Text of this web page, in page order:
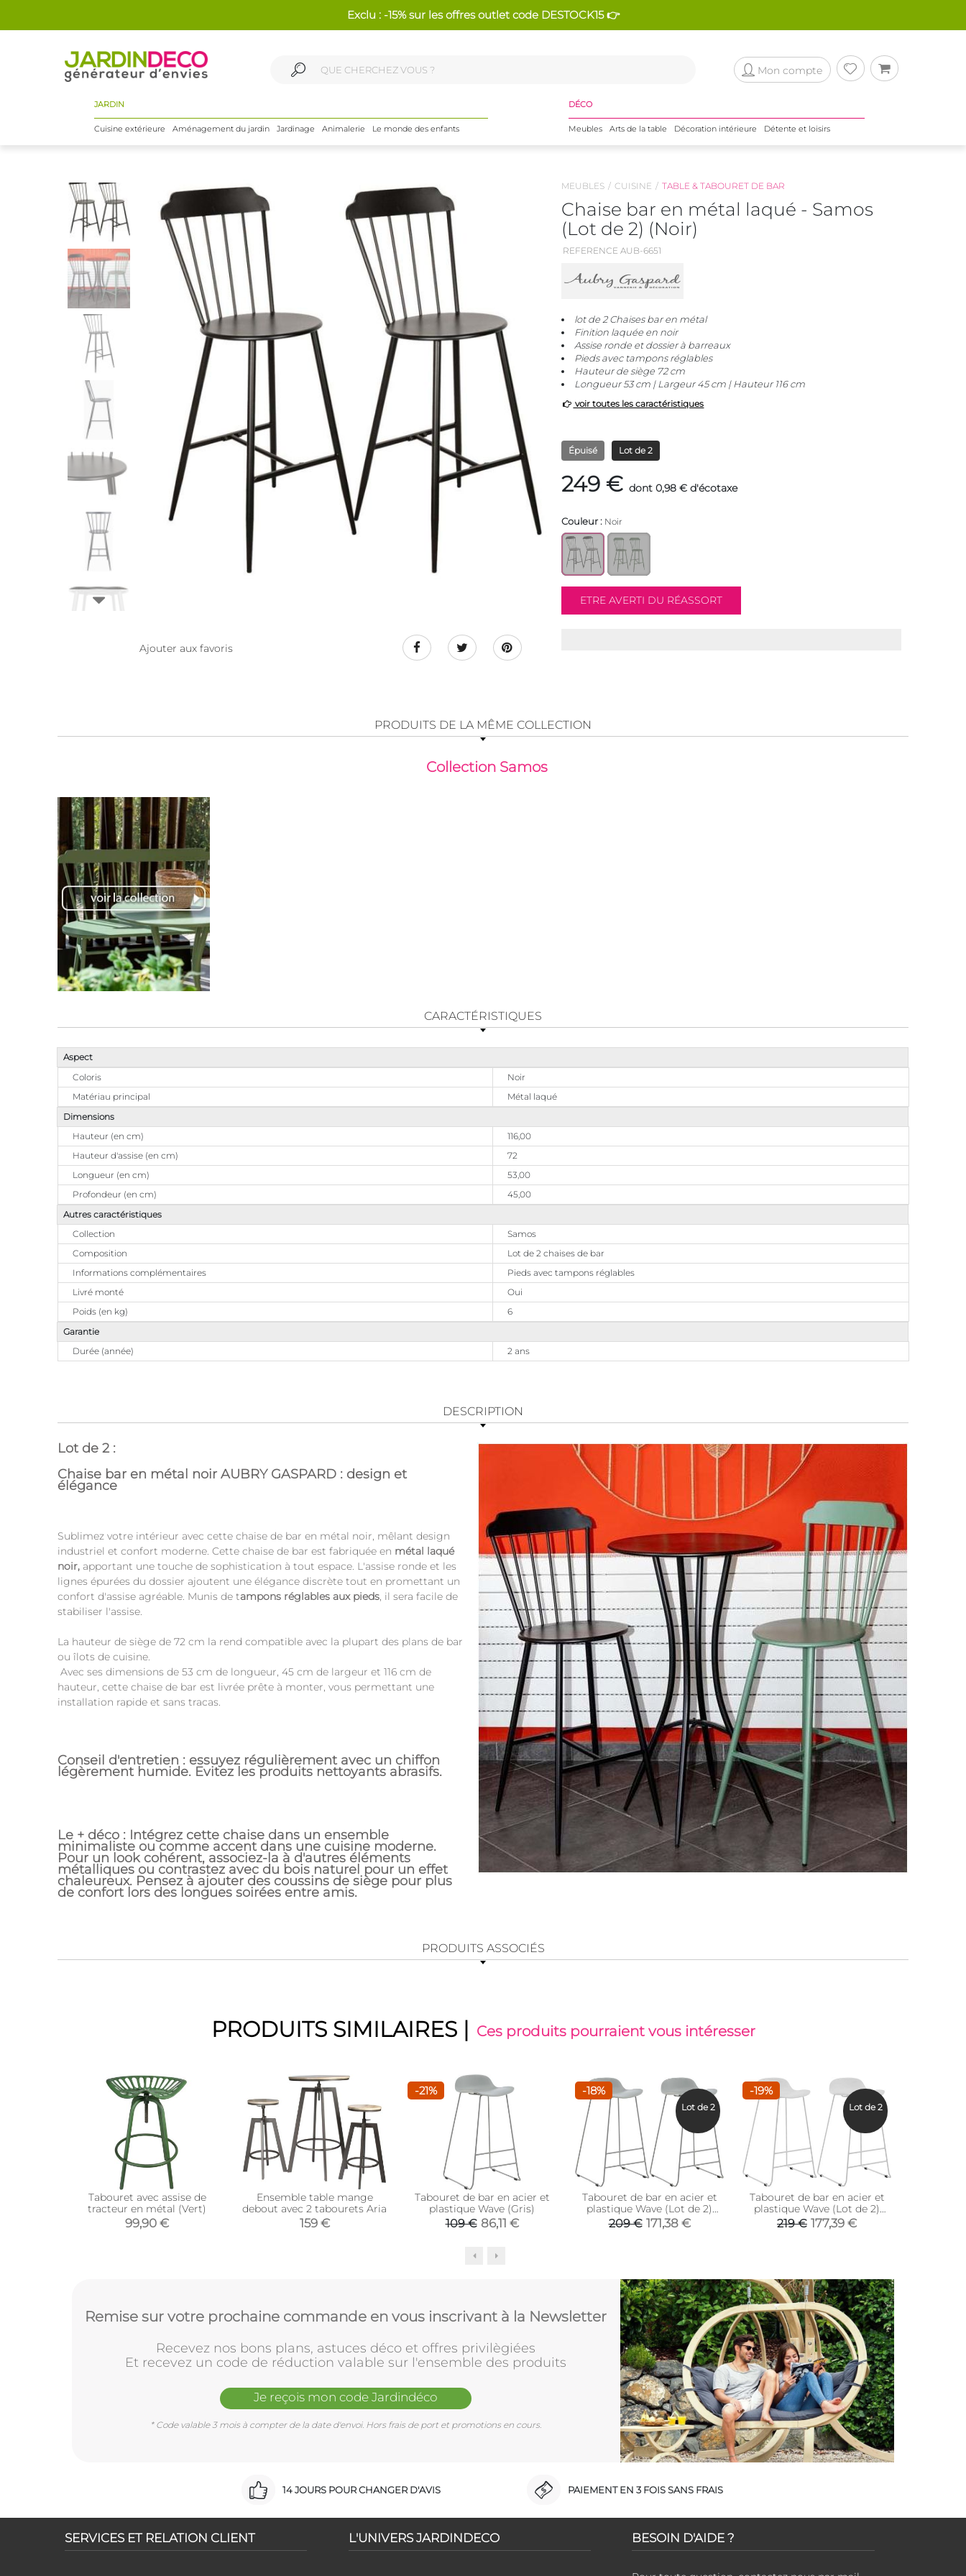
Exclu : -15% sur les offres outlet code DESTOCK15 👉
Mon compte
JARDIN
Cuisine extérieure Aménagement du jardin Jardinage Animalerie Le monde des enfants
DÉCO
Meubles Arts de la table Décoration intérieure Détente et loisirs
Ajouter aux favoris
MEUBLES CUISINE TABLE & TABOURET DE BAR
Chaise bar en métal laqué - Samos
(Lot de 2) (Noir)
REFERENCE AUB-6651
lot de 2 Chaises bar en métal
Finition laquée en noir
Assise ronde et dossier à barreaux
Pieds avec tampons réglables
Hauteur de siège 72 cm
Longueur 53 cm | Largeur 45 cm | Hauteur 116 cm
voir toutes les caractéristiques
Épuisé Lot de 2
249 € dont 0,98 € d'écotaxe
Couleur : Noir
PRODUITS DE LA MÊME COLLECTION
Collection Samos
CARACTÉRISTIQUES
Aspect
Coloris
Noir
Matériau principal
Métal laqué
Dimensions
Hauteur (en cm)
116,00
Hauteur d'assise (en cm)
72
Longueur (en cm)
53,00
Profondeur (en cm)
45,00
Autres caractéristiques
Collection
Samos
Composition
Lot de 2 chaises de bar
Informations complémentaires
Pieds avec tampons réglables
Livré monté
Oui
Poids (en kg)
6
Garantie
Durée (année)
2 ans
DESCRIPTION
Lot de 2 :
Chaise bar en métal noir AUBRY GASPARD : design et
élégance
Sublimez votre intérieur avec cette chaise de bar en métal noir, mêlant design
industriel et confort moderne. Cette chaise de bar est fabriquée en métal laqué
noir, apportant une touche de sophistication à tout espace. L'assise ronde et les
lignes épurées du dossier ajoutent une élégance discrète tout en promettant un
confort d'assise agréable. Munis de tampons réglables aux pieds, il sera facile de
stabiliser l'assise.
La hauteur de siège de 72 cm la rend compatible avec la plupart des plans de bar
ou îlots de cuisine.
Avec ses dimensions de 53 cm de longueur, 45 cm de largeur et 116 cm de
hauteur, cette chaise de bar est livrée prête à monter, vous permettant une
installation rapide et sans tracas.
Conseil d'entretien : essuyez régulièrement avec un chiffon
légèrement humide. Evitez les produits nettoyants abrasifs.
Le + déco : Intégrez cette chaise dans un ensemble
minimaliste ou comme accent dans une cuisine moderne.
Pour un look cohérent, associez-la à d'autres éléments
métalliques ou contrastez avec du bois naturel pour un effet
chaleureux. Pensez à ajouter des coussins de siège pour plus
de confort lors des longues soirées entre amis.
PRODUITS ASSOCIÉS
PRODUITS SIMILAIRES | Ces produits pourraient vous intéresser
Tabouret avec assise de
tracteur en métal (Vert)
99,90 €
Ensemble table mange
debout avec 2 tabourets Aria
159 €
-21%
Tabouret de bar en acier et
plastique Wave (Gris)
109 € 86,11 €
-18%
Tabouret de bar en acier et
plastique Wave (Lot de 2)
(Gris)
209 € 171,38 €
Lot de 2
-19%
Tabouret de bar en acier et
plastique Wave (Lot de 2)
(Blanc)
219 € 177,39 €
Lot de 2
Remise sur votre prochaine commande en vous inscrivant à la Newsletter
Recevez nos bons plans, astuces déco et offres privilègiées
Et recevez un code de réduction valable sur l'ensemble des produits
Je reçois mon code Jardindéco
* Code valable 3 mois à compter de la date d'envoi. Hors frais de port et promotions en cours.
14 JOURS POUR CHANGER D'AVIS PAIEMENT EN 3 FOIS SANS FRAIS
SERVICES ET RELATION CLIENT L'UNIVERS JARDINDECO BESOIN D'AIDE ?